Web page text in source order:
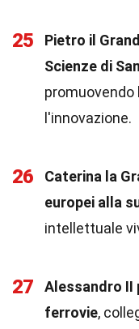
25
Pietro il
Scienze di
l'innovazione.
26
Caterina la
europei alla
intellettuale
27
Alessandro II
ferrovie,